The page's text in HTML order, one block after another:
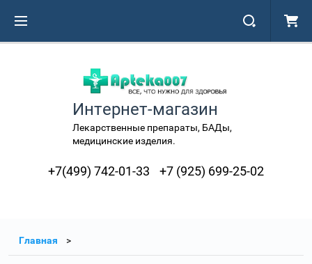
Интернет-магазин
Лекарственные препараты, БАДы,
медицинские изделия.
+7(499) 742-01-33 +7 (925) 699-25-02
Главная